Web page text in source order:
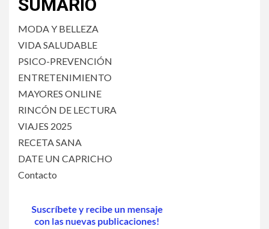
SUMARIO
MODA Y BELLEZA
VIDA SALUDABLE
PSICO-PREVENCIÓN
ENTRETENIMIENTO
MAYORES ONLINE
RINCÓN DE LECTURA
VIAJES 2025
RECETA SANA
DATE UN CAPRICHO
Contacto